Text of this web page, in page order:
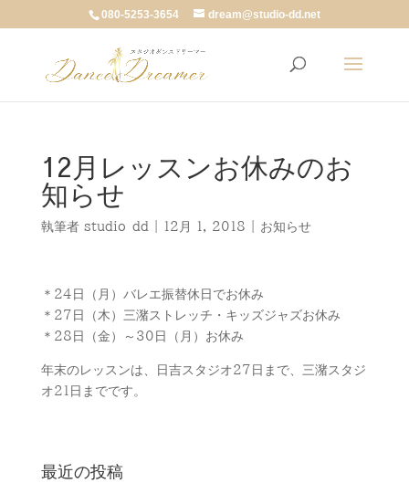
080-5253-3654 dream@studio-dd.net
12月レッスンお休みのお
知らせ
執筆者 studio-dd 12月 1, 2018 お知らせ
＊24日（月）バレエ振替休日でお休み
＊27日（木）三潴ストレッチ・キッズジャズお休み
＊28日（金）～30日（月）お休み
年末のレッスンは、日吉スタジオ27日まで、三潴スタジ
オ21日までです。
最近の投稿